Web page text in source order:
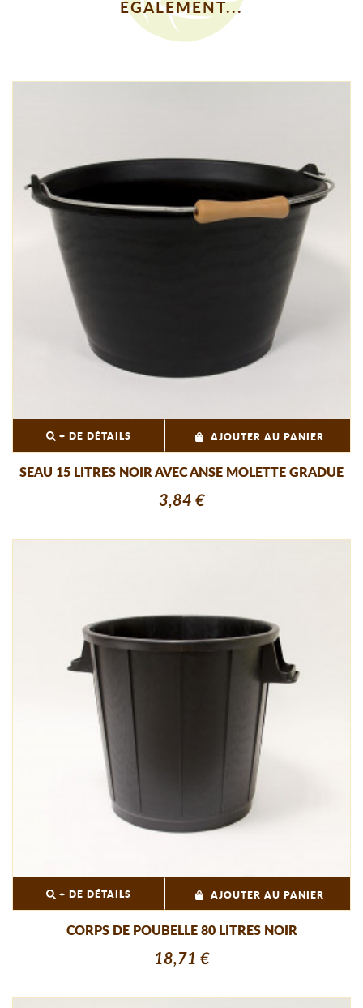
EGALEMENT...
+ DE DÉTAILS AJOUTER AU PANIER
SEAU 15 LITRES NOIR AVEC ANSE MOLETTE GRADUE
3,84 €
+ DE DÉTAILS AJOUTER AU PANIER
CORPS DE POUBELLE 80 LITRES NOIR
18,71 €